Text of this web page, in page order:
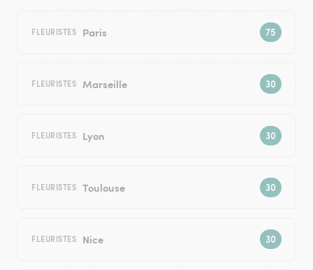
FLEURISTES Paris
FLEURISTES Marseille
FLEURISTES Lyon
FLEURISTES Toulouse
FLEURISTES Nice